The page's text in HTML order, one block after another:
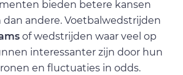
bieden betere kansen
andere. Voetbalwedstrijden
of wedstrijden waar veel op
interessanter zijn door hun
en fluctuaties in odds.